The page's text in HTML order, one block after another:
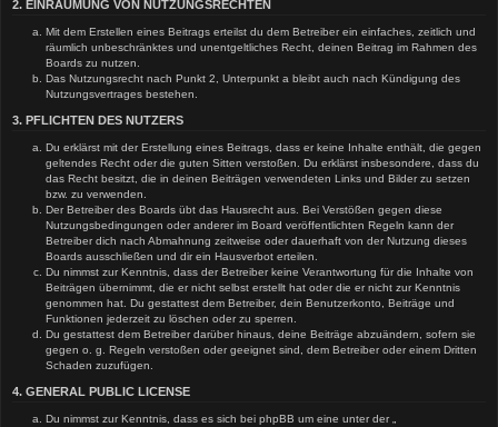
2. EINRÄUMUNG VON NUTZUNGSRECHTEN
Mit dem Erstellen eines Beitrags erteilst du dem Betreiber ein einfaches, zeitlich und
räumlich unbeschränktes und unentgeltliches Recht, deinen Beitrag im Rahmen des
Boards zu nutzen.
Das Nutzungsrecht nach Punkt 2, Unterpunkt a bleibt auch nach Kündigung des
Nutzungsvertrages bestehen.
3. PFLICHTEN DES NUTZERS
Du erklärst mit der Erstellung eines Beitrags, dass er keine Inhalte enthält, die gegen
geltendes Recht oder die guten Sitten verstoßen. Du erklärst insbesondere, dass du
das Recht besitzt, die in deinen Beiträgen verwendeten Links und Bilder zu setzen
bzw. zu verwenden.
Der Betreiber des Boards übt das Hausrecht aus. Bei Verstößen gegen diese
Nutzungsbedingungen oder anderer im Board veröffentlichten Regeln kann der
Betreiber dich nach Abmahnung zeitweise oder dauerhaft von der Nutzung dieses
Boards ausschließen und dir ein Hausverbot erteilen.
Du nimmst zur Kenntnis, dass der Betreiber keine Verantwortung für die Inhalte von
Beiträgen übernimmt, die er nicht selbst erstellt hat oder die er nicht zur Kenntnis
genommen hat. Du gestattest dem Betreiber, dein Benutzerkonto, Beiträge und
Funktionen jederzeit zu löschen oder zu sperren.
Du gestattest dem Betreiber darüber hinaus, deine Beiträge abzuändern, sofern sie
gegen o. g. Regeln verstoßen oder geeignet sind, dem Betreiber oder einem Dritten
Schaden zuzufügen.
4. GENERAL PUBLIC LICENSE
Du nimmst zur Kenntnis, dass es sich bei phpBB um eine unter der „